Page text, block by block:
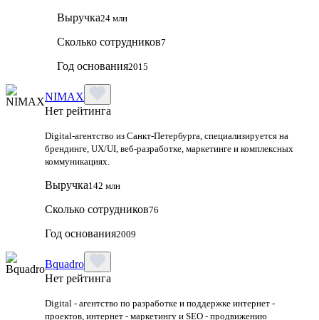
Выручка24 млн
Сколько сотрудников7
Год основания2015
NIMAX
Нет рейтинга
Digital-агентство из Санкт-Петербурга, специализируется на
брендинге, UX/UI, веб-разработке, маркетинге и комплексных
коммуникациях.
Выручка142 млн
Сколько сотрудников76
Год основания2009
Bquadro
Нет рейтинга
Digital - агентство по разработке и поддержке интернет -
проектов, интернет - маркетингу и SEO - продвижению